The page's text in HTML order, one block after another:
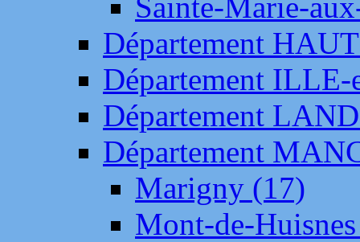
Département
Département
Département
Département
Marigny (17)
Mont-de-